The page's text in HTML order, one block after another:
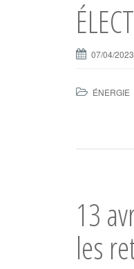
07/04/2023
ÉNERGIE
13
les